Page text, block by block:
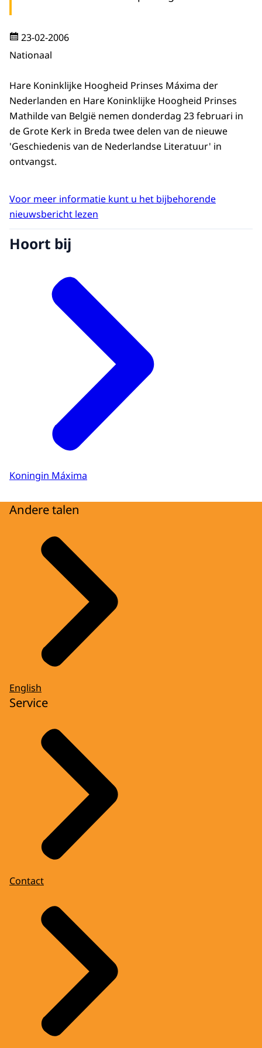
23-02-2006
Nationaal
Hare Koninklijke Hoogheid Prinses Máxima der
Nederlanden en Hare Koninklijke Hoogheid Prinses
Mathilde van België nemen donderdag 23 februari in
de Grote Kerk in Breda twee delen van de nieuwe
'Geschiedenis van de Nederlandse Literatuur' in
ontvangst.
Voor meer informatie kunt u het bijbehorende
nieuwsbericht lezen
Hoort bij
Koningin Máxima
Andere talen
English
Service
Contact